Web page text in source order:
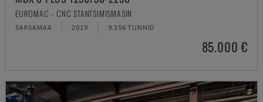
EUROMAC - CNC STANTSIMISMASIN
SAKSAMAA 2019 9.356 TUNNID
85.000 €